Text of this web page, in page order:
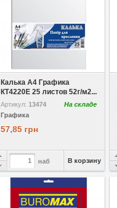
Калька A4 Графика
КТ4220Е 25 листов 52г/м2...
Артикул: 13474
На складе
Графика
57,85 грн
наб В корзину